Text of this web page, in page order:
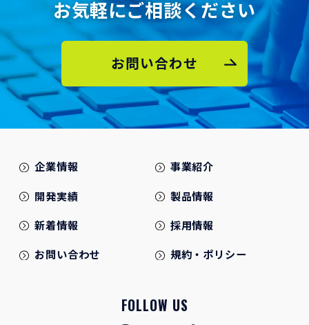
お気軽にご相談ください
お問い合わせ
企業情報 事業紹介
開発実績 製品情報
新着情報 採用情報
お問い合わせ 規約・ポリシー
FOLLOW US